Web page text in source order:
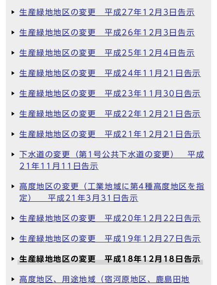
生産緑地地区の変更 平成27年12月3日告示
生産緑地地区の変更 平成26年12月3日告示
生産緑地地区の変更 平成25年12月4日告示
生産緑地地区の変更 平成24年11月21日告示
生産緑地地区の変更 平成23年11月30日告示
生産緑地地区の変更 平成22年12月21日告示
生産緑地地区の変更 平成21年12月21日告示
下水道の変更（第1号公共下水道の変更） 平成
21年11月11日告示
高度地区の変更（工業地域に第4種高度地区を指
定） 平成21年3月31日告示
生産緑地地区の変更 平成20年12月22日告示
生産緑地地区の変更 平成19年12月27日告示
生産緑地地区の変更 平成18年12月18日告示
高度地区、用途地域（宿河原地区、鹿島田地